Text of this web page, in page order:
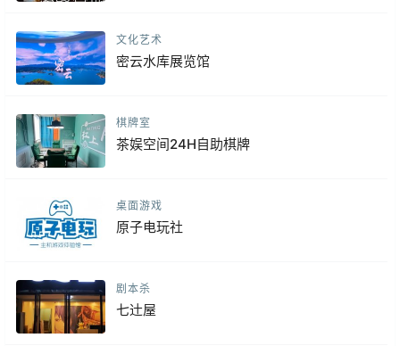
文化艺术
密云水库展览馆
棋牌室
茶娱空间24H自助棋牌
桌面游戏
原子电玩社
剧本杀
七辻屋